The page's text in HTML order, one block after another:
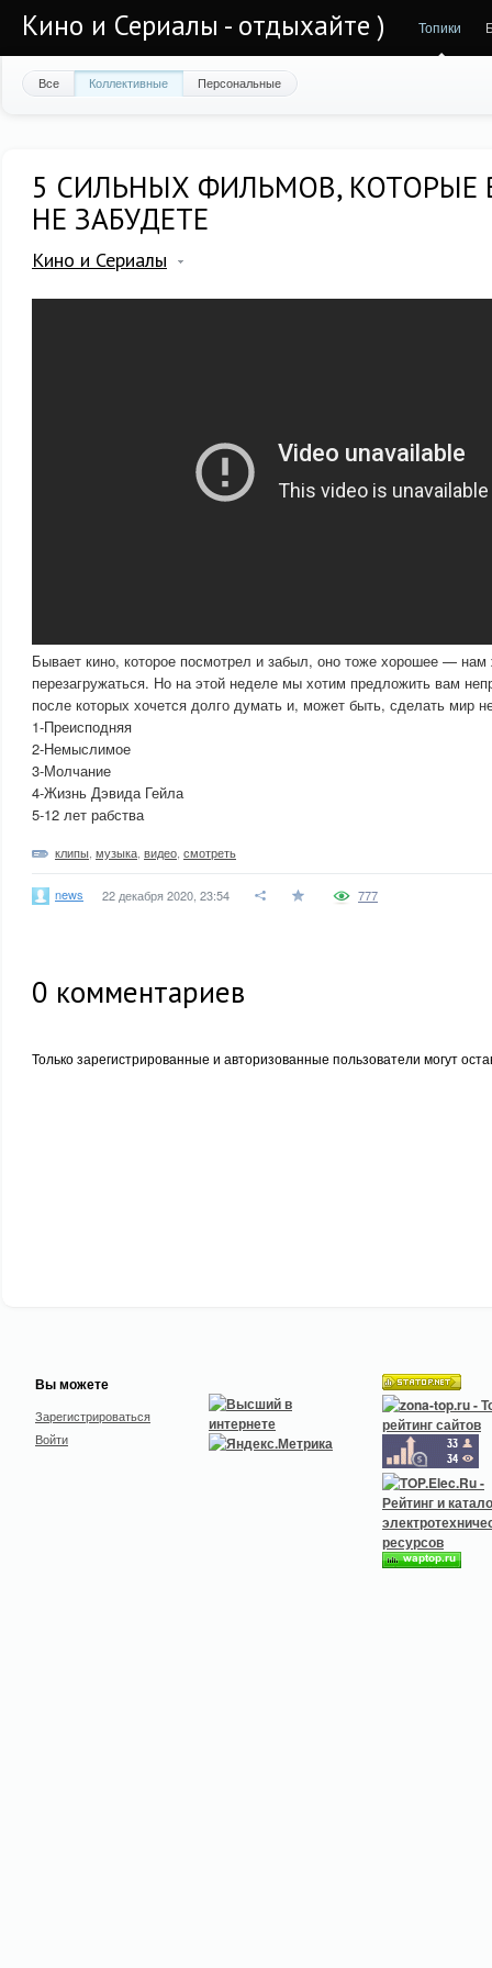
Кино и Сериалы - отдыхайте ) Топики
Все Коллективные Персональные
5 СИЛЬНЫХ ФИЛЬМОВ, КОТОРЫЕ
НЕ ЗАБУДЕТЕ
Кино и Сериалы
Бывает кино, которое посмотрел и забыл, оно тоже хорошее — нам
перезагружаться. Но на этой неделе мы хотим предложить вам
после которых хочется долго думать и, может быть, сделать мир
1-Преисподняя
2-Немыслимое
3-Молчание
4-Жизнь Дэвида Гейла
5-12 лет рабства
клипы музыка видео смотреть
news 22 декабря 2020, 23:54 777
0 комментариев
Только зарегистрированные и авторизованные пользователи могут
Вы можете
Зарегистрироваться
Войти